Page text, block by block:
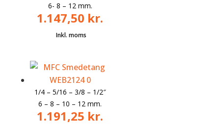
6- 8 – 12 mm.
1.147,50 kr.
1/4 – 5/16 – 3/8 – 1/2″
6 – 8 – 10 – 12 mm.
1.191,25 kr.